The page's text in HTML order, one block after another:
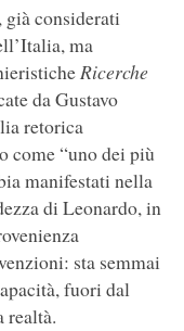
considerati
ma
Ricerche
da Gustavo
retorica
come “uno dei più
manifestati nella
di Leonardo, in
sta semmai
fuori dal
realtà.